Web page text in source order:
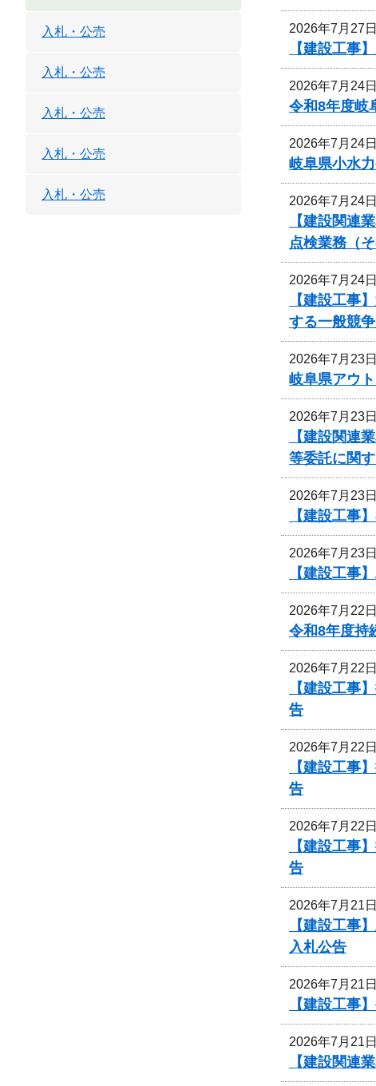
2026年7月27
【建設工事
2026年7月24
令和8年度岐
2026年7月24
岐阜県小水
2026年7月24
【建設関連
点検業務（
2026年7月24
【建設工事
する一般競
2026年7月23
岐阜県アウ
2026年7月23
【建設関連
等委託に関
2026年7月23
【建設工事
2026年7月23
【建設工事
2026年7月22
令和8年度持
2026年7月22
【建設工事
告
2026年7月22
【建設工事
告
2026年7月22
【建設工事
告
2026年7月21
【建設工事
入札公告
2026年7月21
【建設工事
2026年7月21
【建設関連
入札・公売
入札・公売
入札・公売
入札・公売
入札・公売